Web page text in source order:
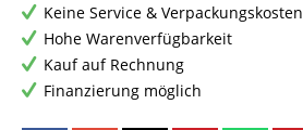
Keine Service & Verpackungskosten
Hohe Warenverfügbarkeit
Kauf auf Rechnung
Finanzierung möglich